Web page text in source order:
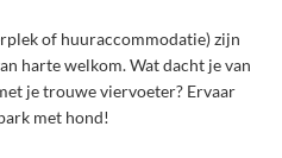
of huuraccommodatie) zijn
harte welkom. Wat dacht je van
je trouwe viervoeter? Ervaar
met hond!